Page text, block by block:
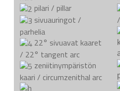
pilari / pillar
sivuauringot /
parhelia
22° sivuavat kaaret
/ 22° tangent arc
zeniitinympäristön
kaari / circumzenithal arc